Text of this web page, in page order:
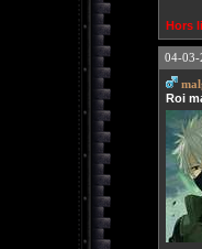
Hors
04-03-
Roi